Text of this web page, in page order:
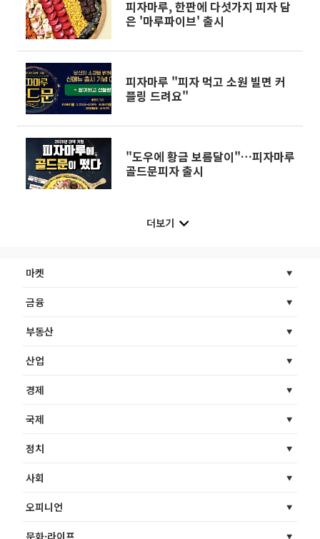
피자마루, 한판에 다섯가지 피자 담
은 '마루파이브' 출시
피자마루 "피자 먹고 소원 빌면 커
플링 드려요"
"도우에 황금 보름달이"…피자마루
골드문피자 출시
더보기
마켓
금융
부동산
산업
경제
국제
정치
사회
오피니언
문화·라이프